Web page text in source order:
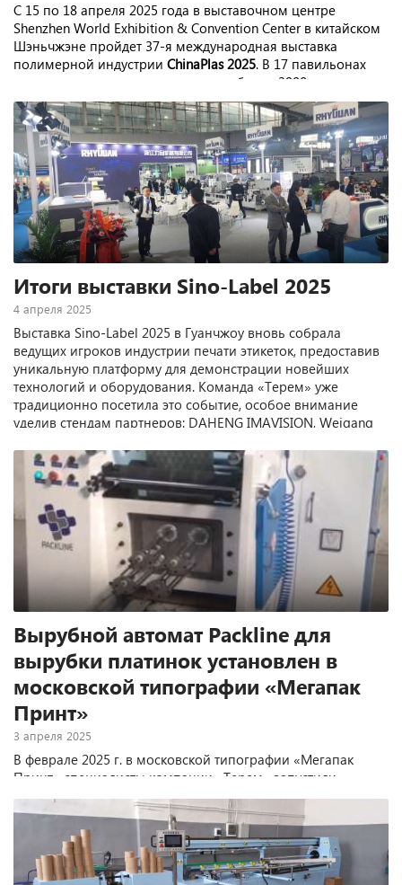
С 15 по 18 апреля 2025 года в выставочном центре
Shenzhen World Exhibition & Convention Center в китайском
Шэньчжэне пройдет 37-я международная выставка
полимерной индустрии ChinaPlas 2025. В 17 павильонах
свои продукты и услуги представят более 3900
экспонентов.
Итоги выставки Sino-Label 2025
4 апреля 2025
Выставка Sino-Label 2025 в Гуанчжоу вновь собрала
ведущих игроков индустрии печати этикеток, предоставив
уникальную платформу для демонстрации новейших
технологий и оборудования. Команда «Терем» уже
традиционно посетила это событие, особое внимание
уделив стендам партнеров: DAHENG IMAVISION, Weigang
Вырубной автомат Packline для
вырубки платинок установлен в
московской типографии «Мегапак
Принт»
3 апреля 2025
В феврале 2025 г. в московской типографии «Мегапак
Принт» специалисты компании «Терем» запустили
очередной вырубной автомат Packline для вырубки
платинок.